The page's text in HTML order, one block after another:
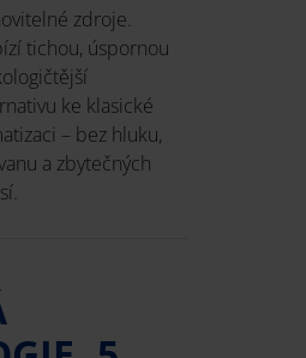
zdroje.
tichou, úspornou
ke klasické
– bez hluku,
a zbytečných